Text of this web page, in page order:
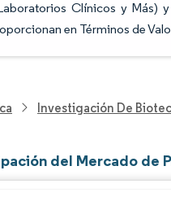
Clínicos y Más)
en Términos de
Investigación De
del Mercado de